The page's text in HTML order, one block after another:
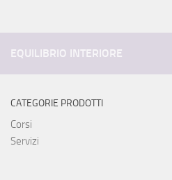
EQUILIBRIO INTERIORE
CATEGORIE PRODOTTI
Corsi
Servizi